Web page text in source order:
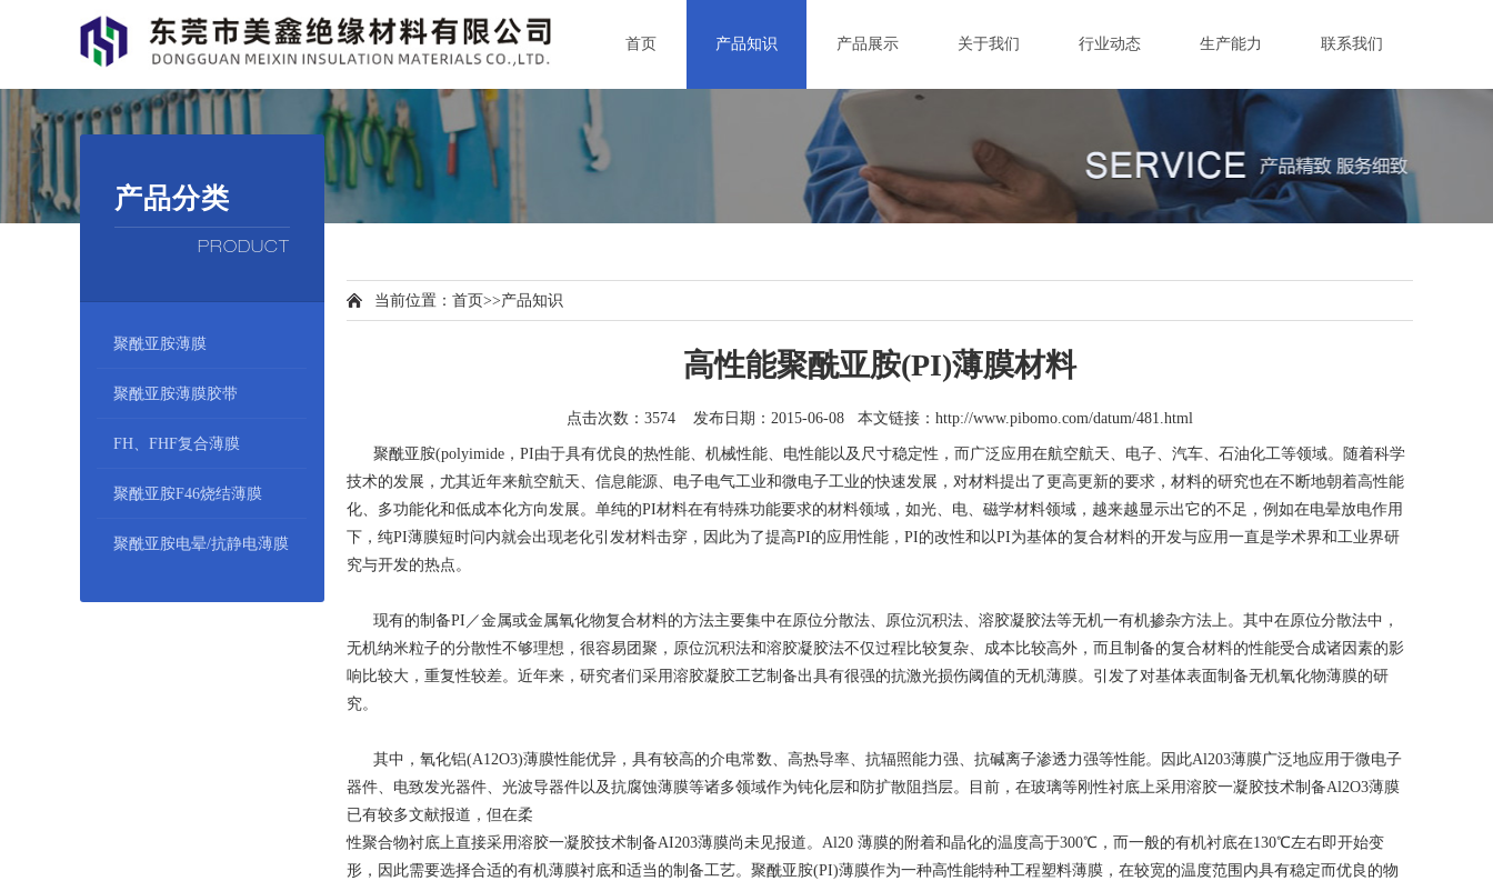
首页 产品知识 产品展示 关于我们 行业动态 生产能力 联系我们
产品分类
PRODUCT
聚酰亚胺薄膜
聚酰亚胺薄膜胶带
FH、FHF复合薄膜
聚酰亚胺F46烧结薄膜
聚酰亚胺电晕/抗静电薄膜
当前位置： 首页>>产品知识
高性能聚酰亚胺(PI)薄膜材料
点击次数：3574 发布日期：2015-06-08 本文链接： http://www.pibomo.com/datum/481.html
聚酰亚胺(polyimide，PI由于具有优良的热性能、机械性能、电性能以及尺寸稳定性，而广泛应用在航空航天、电子、汽车、石油化工等领域。随着科学
技术的发展，尤其近年来航空航天、信息能源、电子电气工业和微电子工业的快速发展，对材料提出了更高更新的要求，材料的研究也在不断地朝着高性能
化、多功能化和低成本化方向发展。单纯的PI材料在有特殊功能要求的材料领域，如光、电、磁学材料领域，越来越显示出它的不足，例如在电晕放电作用
下，纯PI薄膜短时问内就会出现老化引发材料击穿，因此为了提高PI的应用性能，PI的改性和以PI为基体的复合材料的开发与应用一直是学术界和工业界研
究与开发的热点。
现有的制备PI／金属或金属氧化物复合材料的方法主要集中在原位分散法、原位沉积法、溶胶凝胶法等无机一有机掺杂方法上。其中在原位分散法中，
无机纳米粒子的分散性不够理想，很容易团聚，原位沉积法和溶胶凝胶法不仅过程比较复杂、成本比较高外，而且制备的复合材料的性能受合成诸因素的影
响比较大，重复性较差。近年来，研究者们采用溶胶凝胶工艺制备出具有很强的抗激光损伤阈值的无机薄膜。引发了对基体表面制备无机氧化物薄膜的研
究。
其中，氧化铝(A12O3)薄膜性能优异，具有较高的介电常数、高热导率、抗辐照能力强、抗碱离子渗透力强等性能。因此Al203薄膜广泛地应用于微电子
器件、电致发光器件、光波导器件以及抗腐蚀薄膜等诸多领域作为钝化层和防扩散阻挡层。目前，在玻璃等刚性衬底上采用溶胶一凝胶技术制备Al2O3薄膜
已有较多文献报道，但在柔
性聚合物衬底上直接采用溶胶一凝胶技术制备AI203薄膜尚未见报道。Al20 薄膜的附着和晶化的温度高于300℃，而一般的有机衬底在130℃左右即开始变
形，因此需要选择合适的有机薄膜衬底和适当的制备工艺。聚酰亚胺(PI)薄膜作为一种高性能特种工程塑料薄膜，在较宽的温度范围内具有稳定而优良的物